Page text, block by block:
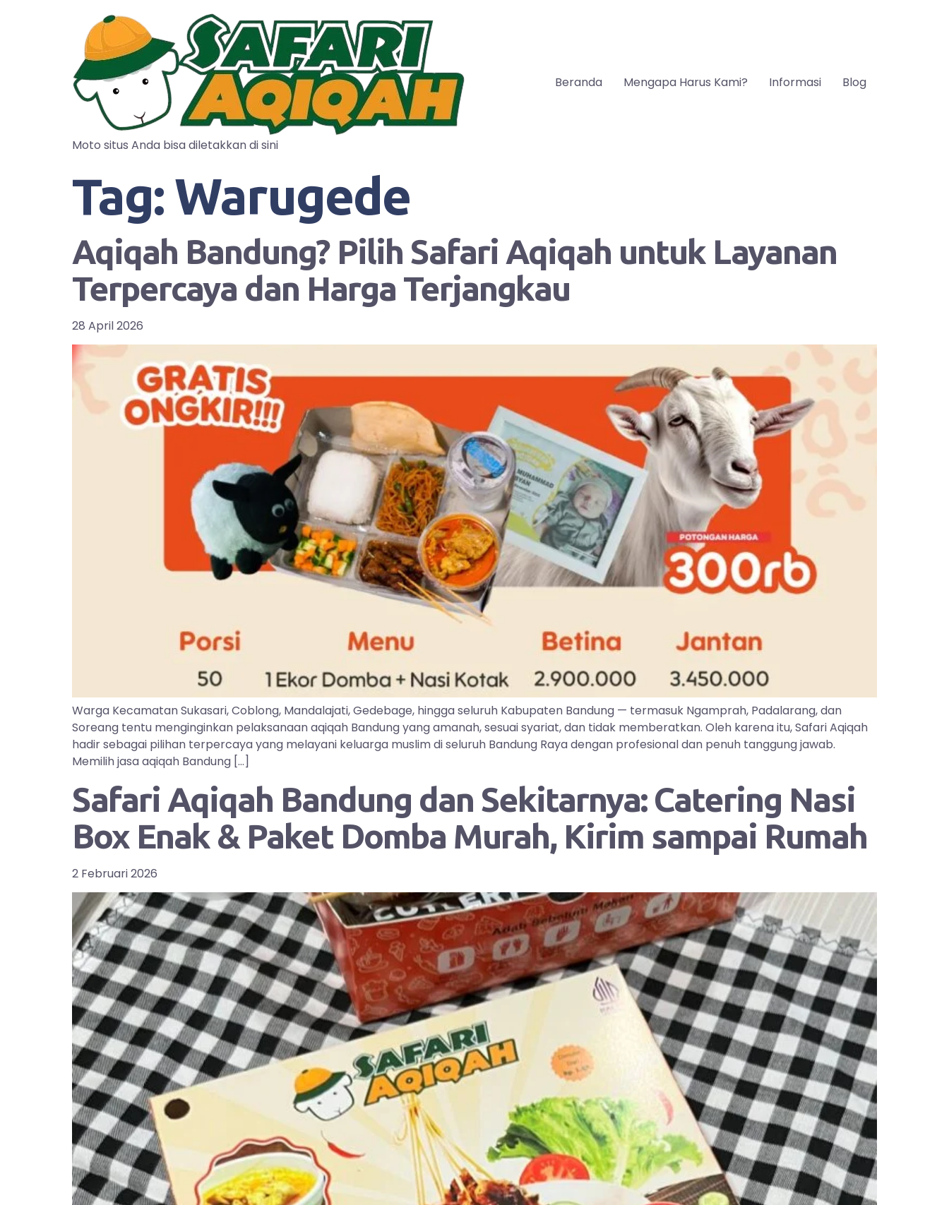
Moto situs Anda bisa diletakkan di sini
Beranda Mengapa Harus Kami? Informasi Blog
Tag:Warugede
Aqiqah Bandung? Pilih Safari Aqiqah untuk Layanan
Terpercaya dan Harga Terjangkau
28 April 2026
Warga Kecamatan Sukasari, Coblong, Mandalajati, Gedebage, hingga seluruh Kabupaten Bandung — termasuk Ngamprah, Padalarang, dan
Soreang tentu menginginkan pelaksanaan aqiqah Bandung yang amanah, sesuai syariat, dan tidak memberatkan. Oleh karena itu, Safari Aqiqah
hadir sebagai pilihan terpercaya yang melayani keluarga muslim di seluruh Bandung Raya dengan profesional dan penuh tanggung jawab.
Memilih jasa aqiqah Bandung […]
Safari Aqiqah Bandung dan Sekitarnya: Catering Nasi
Box Enak & Paket Domba Murah, Kirim sampai Rumah
2 Februari 2026